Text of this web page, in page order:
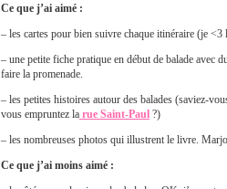
Ce que j’ai aimé :
– les cartes pour bien suivre chaque itinéraire (je <3
– une petite fiche pratique en début de balade avec
faire la promenade.
– les petites histoires autour des balades (saviez-
vous empruntez la rue Saint-Paul ?)
– les nombreuses photos qui illustrent le livre.
Ce que j’ai moins aimé :